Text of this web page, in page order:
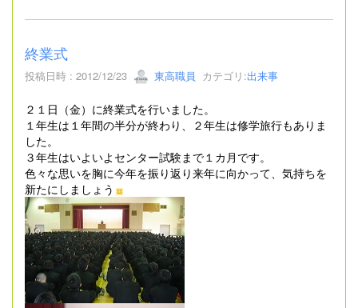
終業式
投稿日時 : 2012/12/23 東高職員 カテゴリ:出来事
２１日（金）に終業式を行いました。
１年生は１年間の半分が終わり、２年生は修学旅行もありま
した。
３年生はいよいよセンター試験まで１カ月です。
色々な思いを胸に今年を振り返り来年に向かって、気持ちを
新たにしましょう